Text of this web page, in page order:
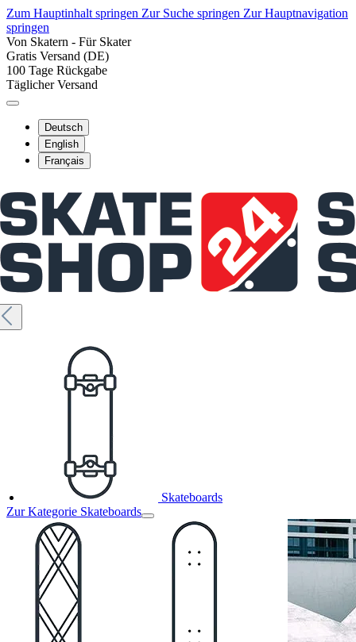
Zum Hauptinhalt springen Zur Suche springen Zur Hauptnavigation
springen
Von Skatern - Für Skater
Gratis Versand (DE)
100 Tage Rückgabe
Täglicher Versand
Deutsch
English
Français
Skateboards
Zur Kategorie Skateboards